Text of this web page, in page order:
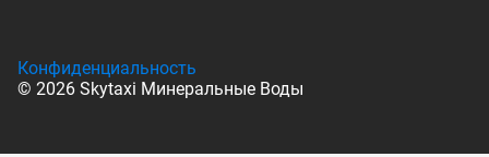
© 2026 Skytaxi Минеральные Воды
Конфиденциальность